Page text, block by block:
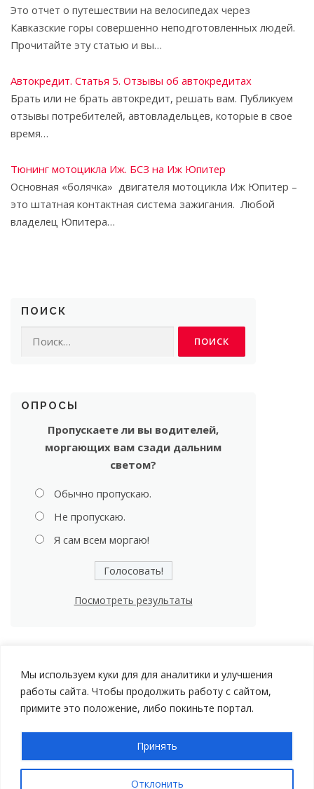
Мы используем куки для для аналитики и улучшения
работы сайта. Чтобы продолжить работу с сайтом,
примите это положение, либо покиньте портал.
Отклонить
Принять
Это отчет о путешествии на велосипедах через
Кавказские горы совершенно неподготовленных людей.
Прочитайте эту статью и вы…
Автокредит. Статья 5. Отзывы об автокредитах
Брать или не брать автокредит, решать вам. Публикуем
отзывы потребителей, автовладельцев, которые в свое
время…
Тюнинг мотоцикла Иж. БСЗ на Иж Юпитер
Основная «болячка» двигателя мотоцикла Иж Юпитер –
это штатная контактная система зажигания. Любой
владелец Юпитера…
ПОИСК
ОПРОСЫ
Пропускаете ли вы водителей,
моргающих вам сзади дальним
светом?
Обычно пропускаю.
Не пропускаю.
Я сам всем моргаю!
Посмотреть результаты
Авторские права © 2026 Мой Автомобиль |Политика
конфиденциальности